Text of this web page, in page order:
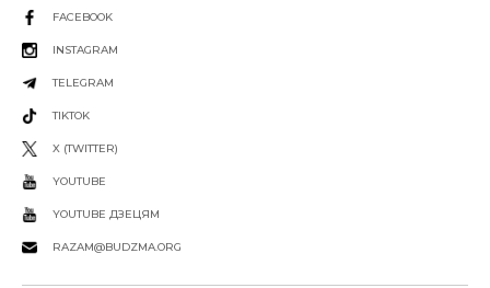
FACEBOOK
INSTAGRAM
TELEGRAM
TIKTOK
X (TWITTER)
YOUTUBE
YOUTUBE ДЗЕЦЯМ
RAZAM@BUDZMA.ORG